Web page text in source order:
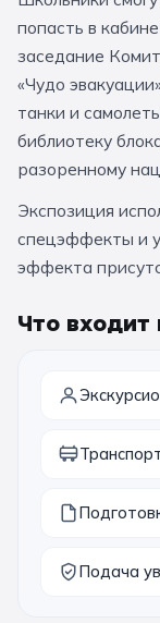
За кулисами
Усадьбы и
Народные
Квесты
🎓 ПО КЛАССАМ
Все классы
5 класс 6
11 класс
📚 ПО
Великий
Рязань
попасть в
заседание
«Чудо
танки и
библиотеку
разоренному
Экспозиция
спецэффекты и
эффекта
Что входит
Подача